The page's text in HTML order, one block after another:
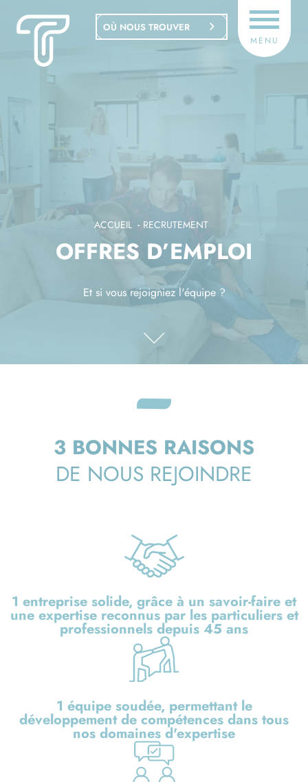
OÙ NOUS TROUVER
MENU
ACCUEIL RECRUTEMENT
OFFRES D’EMPLOI
Et si vous rejoigniez l'équipe ?
3 BONNES RAISONS
DE NOUS REJOINDRE
1 entreprise solide, grâce à un savoir-faire et
une expertise reconnus par les particuliers et
professionnels depuis 45 ans
1 équipe soudée, permettant le
développement de compétences dans tous
nos domaines d'expertise